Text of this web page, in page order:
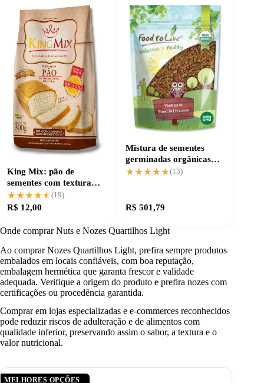
King Mix: pão de
sementes com textura
perfeita e sabor
marcante
★★★★★
★★★★★ (19)
R$ 12,00
Mistura de sementes
germinadas orgânicas
para pratos mais vivos
★★★★★
★★★★★(13)
R$ 501,79
Onde comprar Nuts e Nozes Quartilhos Light
Ao comprar Nozes Quartilhos Light, prefira sempre produtos
embalados em locais confiáveis, com boa reputação,
embalagem hermética que garanta frescor e validade
adequada. Verifique a origem do produto e prefira nozes com
certificações ou procedência garantida.
Comprar em lojas especializadas e e-commerces reconhecidos
pode reduzir riscos de adulteração e de alimentos com
qualidade inferior, preservando assim o sabor, a textura e o
valor nutricional.
MELHORES OPÇÕES